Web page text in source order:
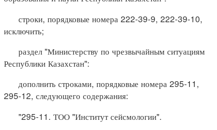
строки, порядковые номера 222-39-9, 222-39-10,
исключить;
раздел "Министерству по чрезвычайным ситуациям
Республики Казахстан":
дополнить строками, порядковые номера 295-11,
295-12, следующего содержания:
"295-11. ТОО "Институт сейсмологии".